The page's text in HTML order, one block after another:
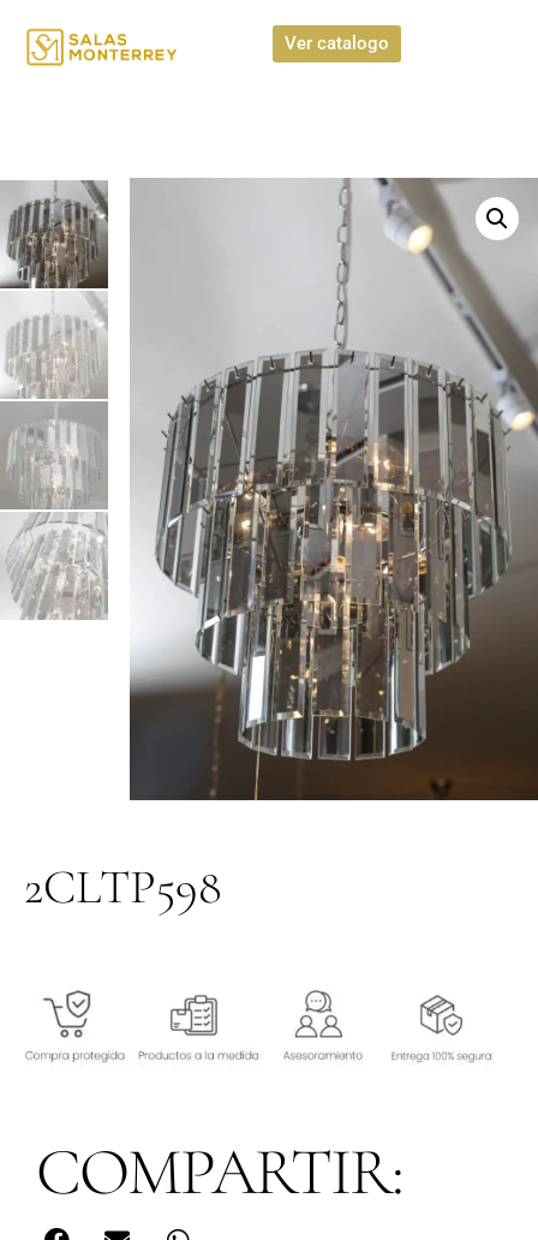
Ver catalogo
2CLTP598
COMPARTIR: